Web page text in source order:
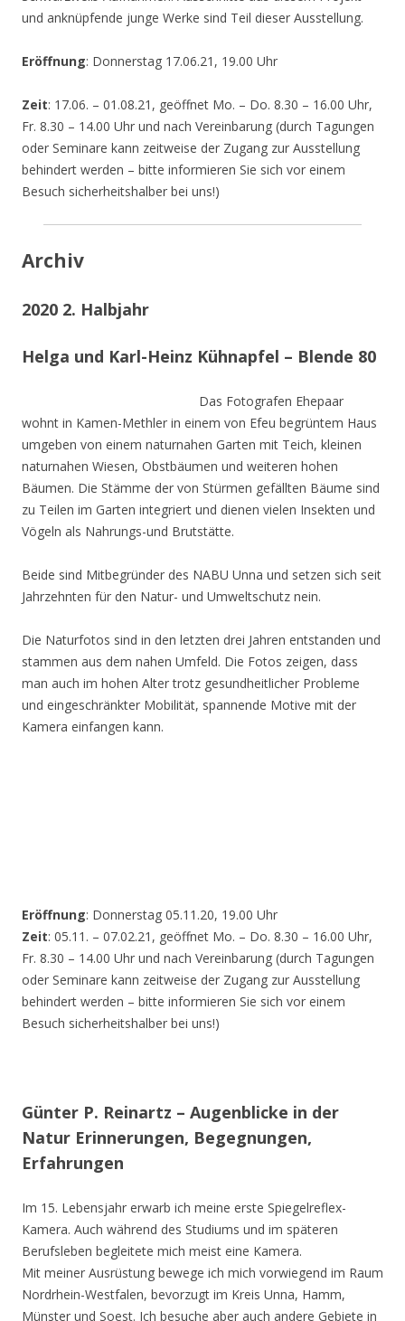
und anknüpfende junge Werke sind Teil dieser Ausstellung.
Eröffnung: Donnerstag 17.06.21, 19.00 Uhr
Zeit: 17.06. – 01.08.21, geöffnet Mo. – Do. 8.30 – 16.00 Uhr,
Fr. 8.30 – 14.00 Uhr und nach Vereinbarung (durch Tagungen
oder Seminare kann zeitweise der Zugang zur Ausstellung
behindert werden – bitte informieren Sie sich vor einem
Besuch sicherheitshalber bei uns!)
Archiv
2020 2. Halbjahr
Helga und Karl-Heinz Kühnapfel – Blende 80
Das Fotografen Ehepaar
wohnt in Kamen-Methler in einem von Efeu begrüntem Haus
umgeben von einem naturnahen Garten mit Teich, kleinen
naturnahen Wiesen, Obstbäumen und weiteren hohen
Bäumen. Die Stämme der von Stürmen gefällten Bäume sind
zu Teilen im Garten integriert und dienen vielen Insekten und
Vögeln als Nahrungs-und Brutstätte.
Beide sind Mitbegründer des NABU Unna und setzen sich seit
Jahrzehnten für den Natur- und Umweltschutz nein.
Die Naturfotos sind in den letzten drei Jahren entstanden und
stammen aus dem nahen Umfeld. Die Fotos zeigen, dass
man auch im hohen Alter trotz gesundheitlicher Probleme
und eingeschränkter Mobilität, spannende Motive mit der
Kamera einfangen kann.
Eröffnung: Donnerstag 05.11.20, 19.00 Uhr
Zeit: 05.11. – 07.02.21, geöffnet Mo. – Do. 8.30 – 16.00 Uhr,
Fr. 8.30 – 14.00 Uhr und nach Vereinbarung (durch Tagungen
oder Seminare kann zeitweise der Zugang zur Ausstellung
behindert werden – bitte informieren Sie sich vor einem
Besuch sicherheitshalber bei uns!)
Günter P. Reinartz – Augenblicke in der
Natur Erinnerungen, Begegnungen,
Erfahrungen
Im 15. Lebensjahr erwarb ich meine erste Spiegelreflex-
Kamera. Auch während des Studiums und im späteren
Berufsleben begleitete mich meist eine Kamera.
Mit meiner Ausrüstung bewege ich mich vorwiegend im Raum
Nordrhein-Westfalen, bevorzugt im Kreis Unna, Hamm,
Münster und Soest. Ich besuche aber auch andere Gebiete in